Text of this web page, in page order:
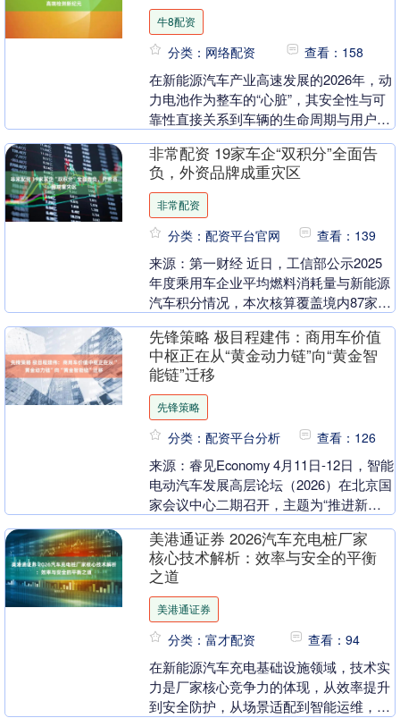
牛8配资
分类：网络配资 查看：158
在新能源汽车产业高速发展的2026年，动
力电池作为整车的“心脏”，其安全性与可
靠性直接关系到车辆的生命周期与用户安
性是防止....
非常配资 19家车企“双积分”全面告
负，外资品牌成重灾区
非常配资
分类：配资平台官网 查看：139
来源：第一财经 近日，工信部公示2025
年度乘用车企业平均燃料消耗量与新能源
汽车积分情况，本次核算覆盖境内87家乘
业，合计1....
先锋策略 极目程建伟：商用车价值
中枢正在从“黄金动力链”向“黄金智
能链”迁移
先锋策略
分类：配资平台分析 查看：126
来源：睿见Economy 4月11日-12日，智能
电动汽车发展高层论坛（2026）在北京国
家会议中心二期召开，主题为“推进新能
美港通证券 2026汽车充电桩厂家
核心技术解析：效率与安全的平衡
之道
美港通证券
分类：富才配资 查看：94
在新能源汽车充电基础设施领域，技术实
力是厂家核心竞争力的体现，从效率提升
到安全防护，从场景适配到智能运维，每